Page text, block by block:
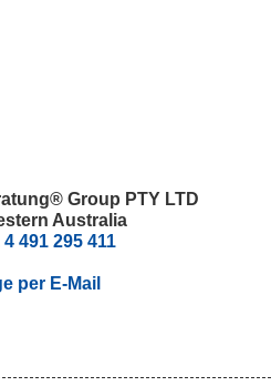
Group PTY LTD
Australia
4 491 295 411
per E-Mail